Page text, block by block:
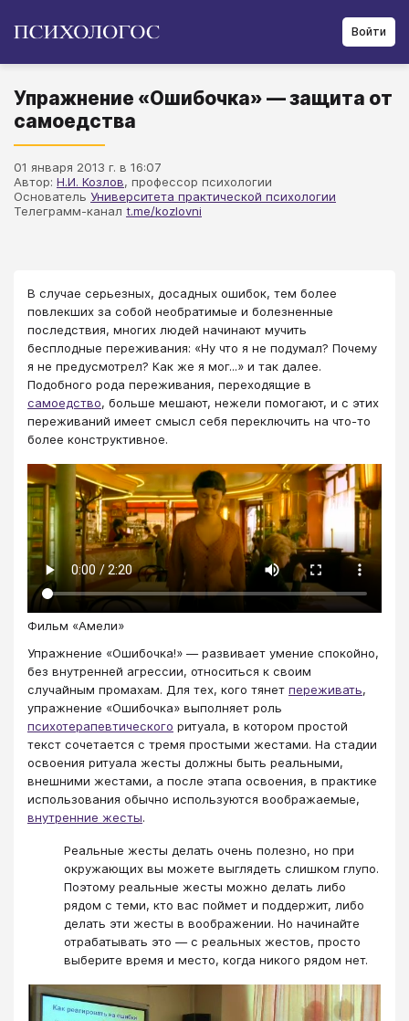
Войти
Упражнение «Ошибочка» — защита от
самоедства
01 января 2013 г. в 16:07
Автор: Н.И. Козлов, профессор психологии
Основатель Университета практической психологии
Телеграмм-канал t.me/kozlovni
В случае серьезных, досадных ошибок, тем более
повлекших за собой необратимые и болезненные
последствия, многих людей начинают мучить
бесплодные переживания: «Ну что я не подумал? Почему
я не предусмотрел? Как же я мог...» и так далее.
Подобного рода переживания, переходящие в
самоедство, больше мешают, нежели помогают, и с этих
переживаний имеет смысл себя переключить на что-то
более конструктивное.
Фильм «Амели»
Упражнение «Ошибочка!» — развивает умение спокойно,
без внутренней агрессии, относиться к своим
случайным промахам. Для тех, кого тянет переживать,
упражнение «Ошибочка» выполняет роль
психотерапевтического ритуала, в котором простой
текст сочетается с тремя простыми жестами. На стадии
освоения ритуала жесты должны быть реальными,
внешними жестами, а после этапа освоения, в практике
использования обычно используются воображаемые,
внутренние жесты.
Реальные жесты делать очень полезно, но при
окружающих вы можете выглядеть слишком глупо.
Поэтому реальные жесты можно делать либо
рядом с теми, кто вас поймет и поддержит, либо
делать эти жесты в воображении. Но начинайте
отрабатывать это — с реальных жестов, просто
выберите время и место, когда никого рядом нет.